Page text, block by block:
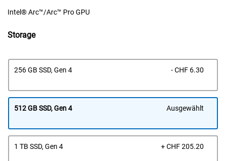
Intel® Arc™/Arc™ Pro GPU
Storage
256 GB SSD, Gen 4 - CHF 6.30
512 GB SSD, Gen 4 Ausgewählt
1 TB SSD, Gen 4 + CHF 205.20